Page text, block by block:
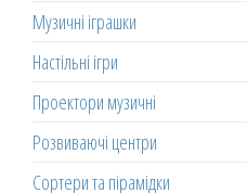
Музичні іграшки
Настільні ігри
Проектори музичні
Розвиваючі центри
Сортери та пірамідки